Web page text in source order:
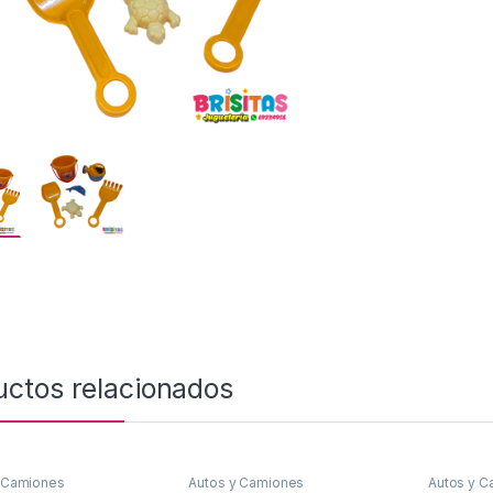
relacionados
Autos y Camiones Autos y